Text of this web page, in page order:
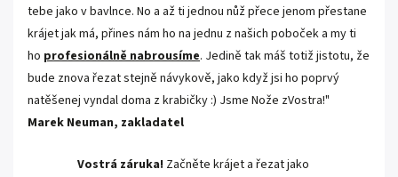
tebe jako v bavlnce. No a až ti jednou nůž přece jenom přestane
krájet jak má, přines nám ho na jednu z našich poboček a my ti
ho profesionálně nabrousíme. Jedině tak máš totiž jistotu, že
bude znova řezat stejně návykově, jako když jsi ho poprvý
natěšenej vyndal doma z krabičky :) Jsme Nože zVostra!"
Marek Neuman, zakladatel
Vostrá záruka! Začněte krájet a řezat jako